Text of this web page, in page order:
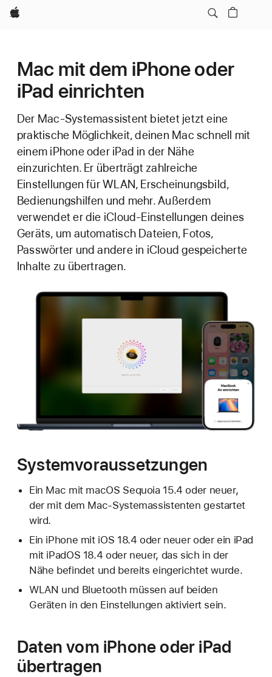
Apple
Mac mit dem iPhone oder
iPad einrichten
Der Mac-Systemassistent bietet jetzt eine
praktische Möglichkeit, deinen Mac schnell mit
einem iPhone oder iPad in der Nähe
einzurichten. Er überträgt zahlreiche
Einstellungen für WLAN, Erscheinungsbild,
Bedienungshilfen und mehr. Außerdem
verwendet er die iCloud-Einstellungen deines
Geräts, um automatisch Dateien, Fotos,
Passwörter und andere in iCloud gespeicherte
Inhalte zu übertragen.
Systemvoraussetzungen
Ein Mac mit macOS Sequoia 15.4 oder neuer,
der mit dem Mac-Systemassistenten gestartet
wird.
Ein iPhone mit iOS 18.4 oder neuer oder ein iPad
mit iPadOS 18.4 oder neuer, das sich in der
Nähe befindet und bereits eingerichtet wurde.
WLAN und Bluetooth müssen auf beiden
Geräten in den Einstellungen aktiviert sein.
Daten vom iPhone oder iPad
übertragen